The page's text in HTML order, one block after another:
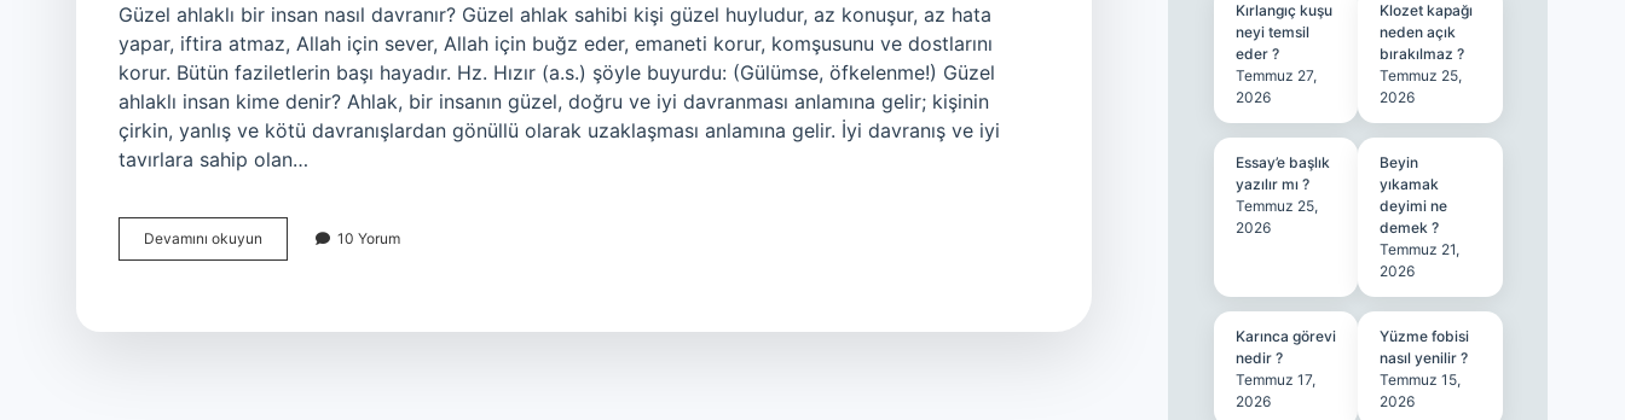
Güzel ahlaklı bir insan nasıl davranır? Güzel ahlak sahibi kişi güzel huyludur, az konuşur, az hata
yapar, iftira atmaz, Allah için sever, Allah için buğz eder, emaneti korur, komşusunu ve dostlarını
korur. Bütün faziletlerin başı hayadır. Hz. Hızır (a.s.) şöyle buyurdu: (Gülümse, öfkelenme!) Güzel
ahlaklı insan kime denir? Ahlak, bir insanın güzel, doğru ve iyi davranması anlamına gelir; kişinin
çirkin, yanlış ve kötü davranışlardan gönüllü olarak uzaklaşması anlamına gelir. İyi davranış ve iyi
tavırlara sahip olan…
Devamını okuyun
Ahlaklı
10 Yorum
Kırlangıç kuşu
neyi temsil
eder ?
Temmuz 27,
2026
Klozet kapağı
neden açık
bırakılmaz ?
Temmuz 25,
2026
Essay’e başlık
yazılır mı ?
Temmuz 25,
2026
Beyin
yıkamak
deyimi ne
demek ?
Temmuz 21,
2026
Karınca görevi
nedir ?
Temmuz 17,
2026
Yüzme fobisi
nasıl yenilir ?
Temmuz 15,
2026